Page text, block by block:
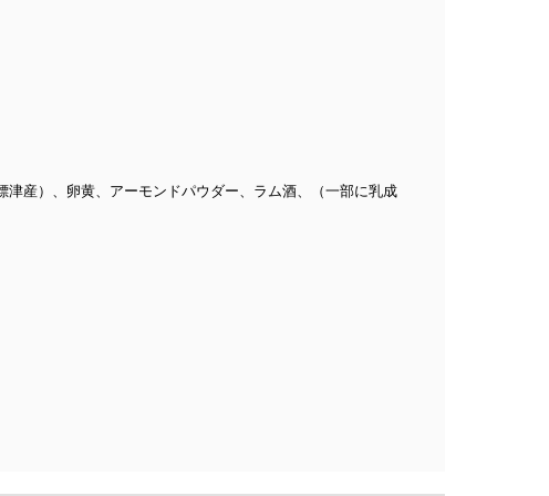
産）、卵黄、アーモンドパウダー、ラム酒、（一部に乳成